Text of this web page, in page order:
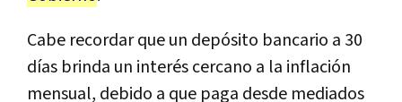
Cabe recordar que un depósito bancario a 30
días brinda un interés cercano a la inflación
mensual, debido a que paga desde mediados